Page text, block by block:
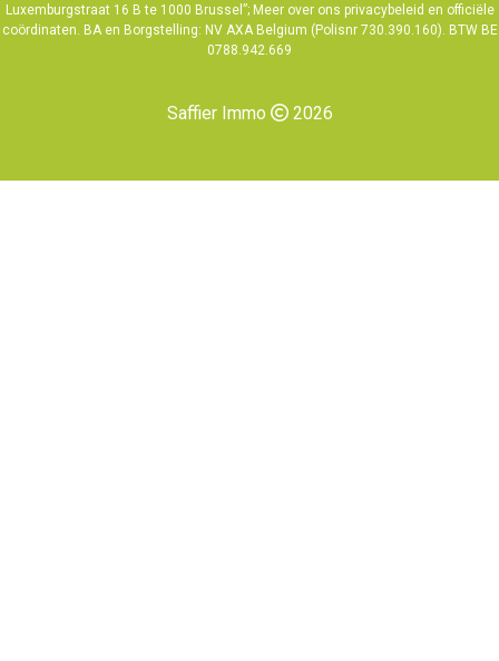
Luxemburgstraat 16 B te 1000 Brussel”; Meer over ons privacybeleid en officiële
coördinaten. BA en Borgstelling: NV AXA Belgium (Polisnr 730.390.160). BTW BE
0788.942.669
Saffier Immo 2026